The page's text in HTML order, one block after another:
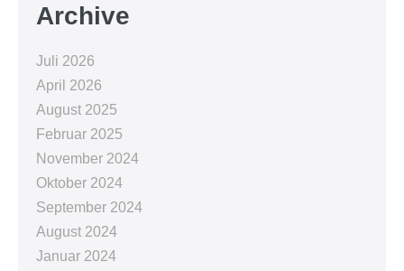
Archive
Juli 2026
April 2026
August 2025
Februar 2025
November 2024
Oktober 2024
September 2024
August 2024
Januar 2024